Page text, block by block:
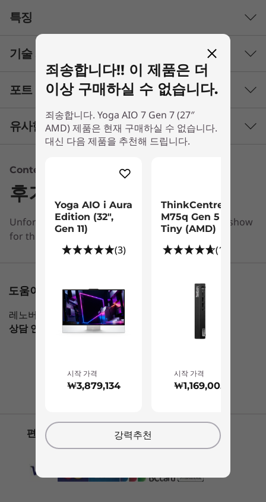
특징
밀어서 회전하는 디스플레이
Yoga AIO 7 올인원의 유연한 디자인 덕분에 손가
락 하나만으로 디스플레이를 90도 회전할 수 있습
니다. 완벽한 시야각을 위해 화면을 들어 올리거나
아래로 눌러 디스플레이 높이를 부드럽게 조정할
수 있습니다. 작업에 집중하려면 앞뒤로 기울이거
나만의 영화관
Yoga AIO 7으로 영화관을 집으로 가져오십시오.
이 올인원 데스크탑은 27″ 보더리스 4K IPS 디스플
기술 사양
최대 AMD Ryzen™ 7 6800H 모바일 프로세서
운영 체제
최대 Windows 11 Pro
그래픽
최대 AMD Radeon™ RX 6600M 8GB
통합형 AMD Radeon™ 그래픽
디스플레이
메모리
최대 16GB LPDDR5
스토리지
오디오
포트 및 슬롯
-스위치 키
2-전원 버튼
USB 3.2 Gen 2
LAN 입력
유사한 제품 비교하기
What specs do you want to compare?
프로세서 운영 체제 메모리 저장 장치 디
Yoga AIO 7
Gen 7 (27″
AMD)
프로세서
Aura Edition
(32", Gen 11)
시작 가격
₩3,879,134
프로세서
Content Unavailable
후기
Unfortunately, we don’t have any information to show
for this section
도움이 필요하신가요?
레노버 전문가가 도와 드리겠습니다
상담 연결 가능Mon-Fri，09：00 AM-06：00PM
채팅 시작하기!
편리한 지불 옵션
죄송합니다!! 이 제품은 더
이상 구매하실 수 없습니다.
죄송합니다. Yoga AIO 7 Gen 7 (27″
AMD) 제품은 현재 구매하실 수 없습니다.
대신 다음 제품을 추천해 드립니다.
Yoga AIO i Aura
Edition (32",
Gen 11)
(3)
시작 가격
₩3,879,134
ThinkCentre
M75q Gen 5
Tiny (AMD)
(110)
시작 가격
₩1,169,005
강력추천